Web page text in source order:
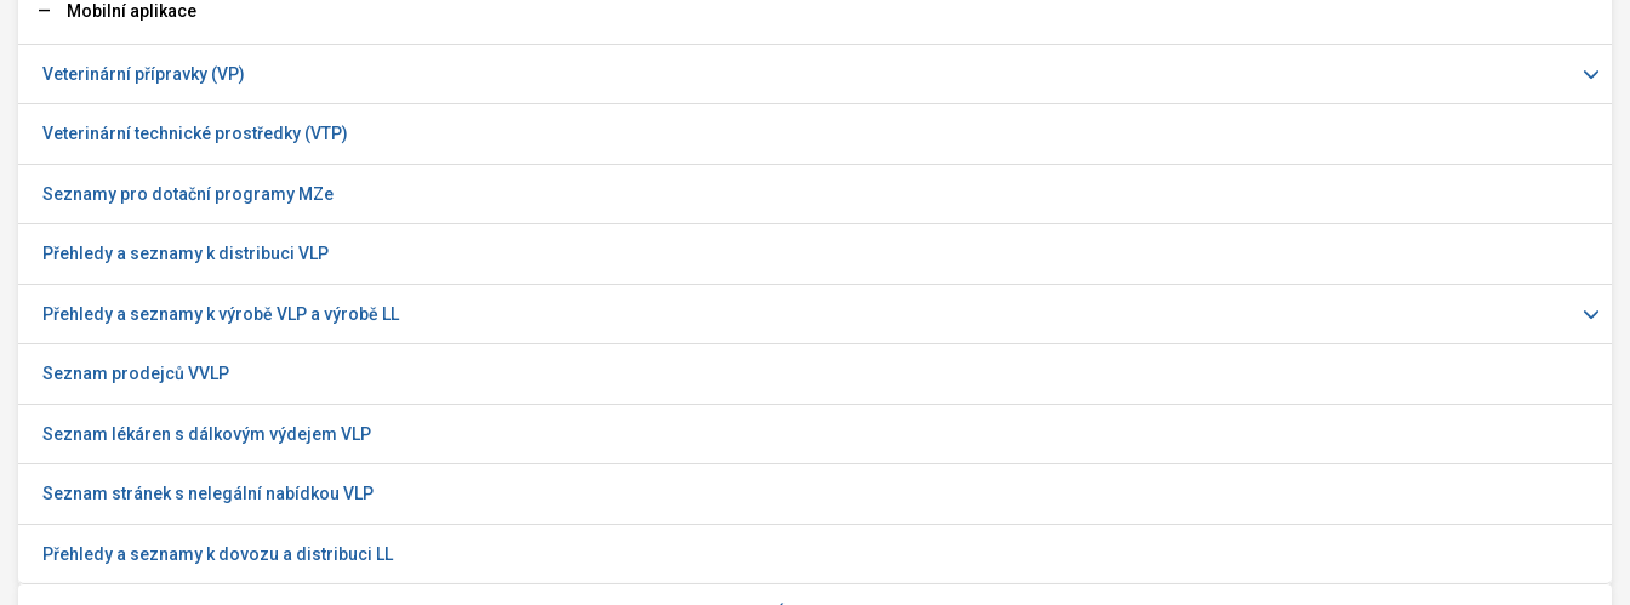
Mobilní aplikace
Veterinární přípravky (VP)
Veterinární technické prostředky (VTP)
Seznamy pro dotační programy MZe
Přehledy a seznamy k distribuci VLP
Přehledy a seznamy k výrobě VLP a výrobě LL
Seznam prodejců VVLP
Seznam lékáren s dálkovým výdejem VLP
Seznam stránek s nelegální nabídkou VLP
Přehledy a seznamy k dovozu a distribuci LL